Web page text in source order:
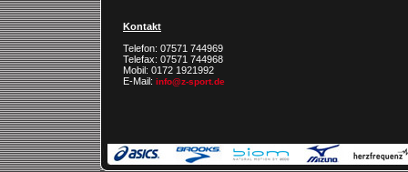
Kontakt
Telefon: 07571 744969
Telefax: 07571 744968
Mobil: 0172 1921992
E-Mail: info@z-sport.de